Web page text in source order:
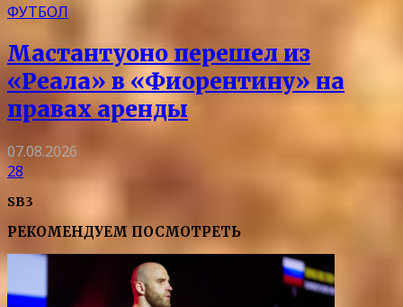
ФУТБОЛ
Мастантуоно перешел из
«Реала» в «Фиорентину» на
правах аренды
07.08.2026
28
SB3
РЕКОМЕНДУЕМ ПОСМОТРЕТЬ